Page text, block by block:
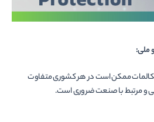
ملی:
ممکن است در هر کشوری متفاوت
و مرتبط با صنعت ضروری است.